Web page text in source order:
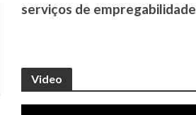
serviços de empregabilidade
Video